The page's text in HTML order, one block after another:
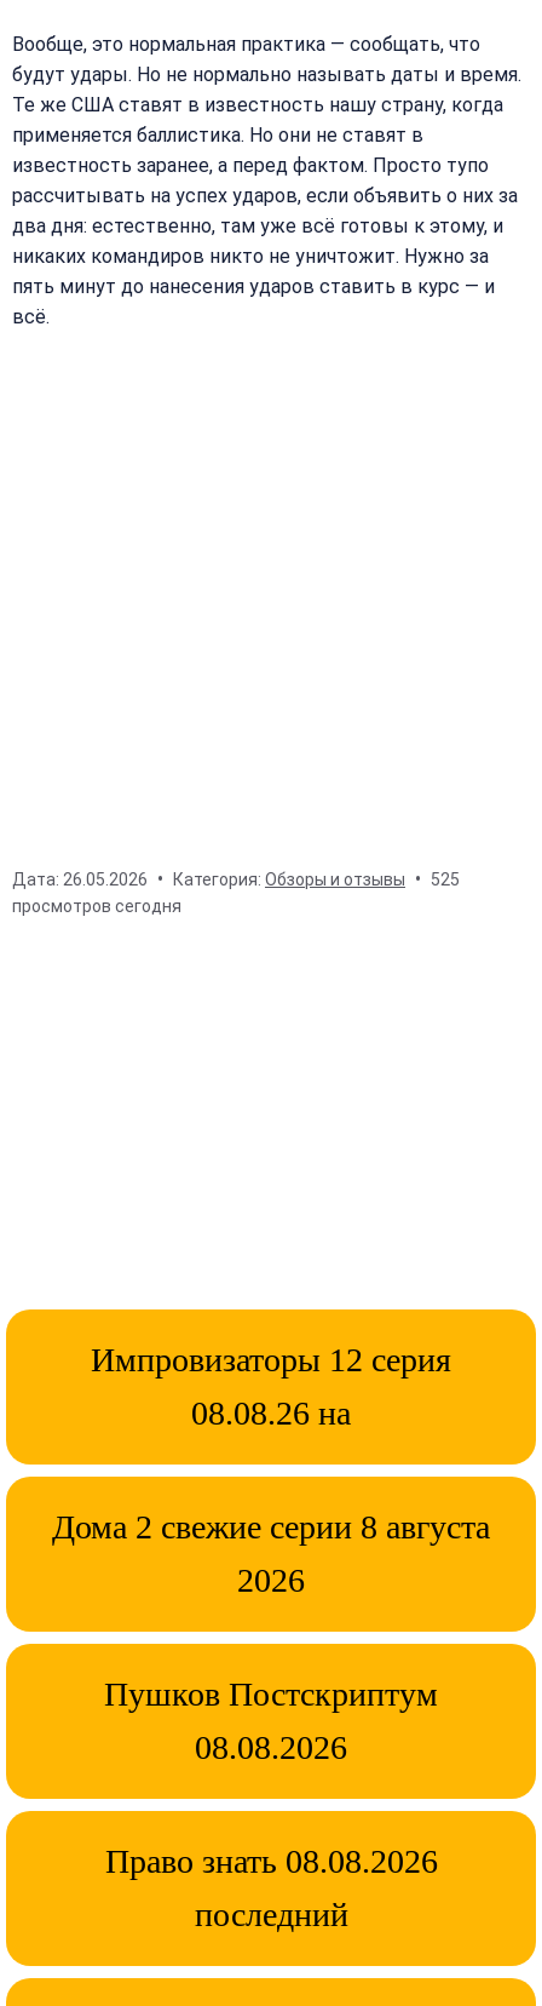
Вообще, это нормальная практика — сообщать, что
будут удары. Но не нормально называть даты и время.
Те же США ставят в известность нашу страну, когда
применяется баллистика. Но они не ставят в
известность заранее, а перед фактом. Просто тупо
рассчитывать на успех ударов, если объявить о них за
два дня: естественно, там уже всё готовы к этому, и
никаких командиров никто не уничтожит. Нужно за
пять минут до нанесения ударов ставить в курс — и
всё.
Дата: 26.05.2026 Категория: Обзоры и отзывы
525
просмотров сегодня
Импровизаторы 12 серия
08.08.26 на
Дома 2 свежие серии 8 августа
2026
Пушков Постскриптум
08.08.2026
Право знать 08.08.2026
последний